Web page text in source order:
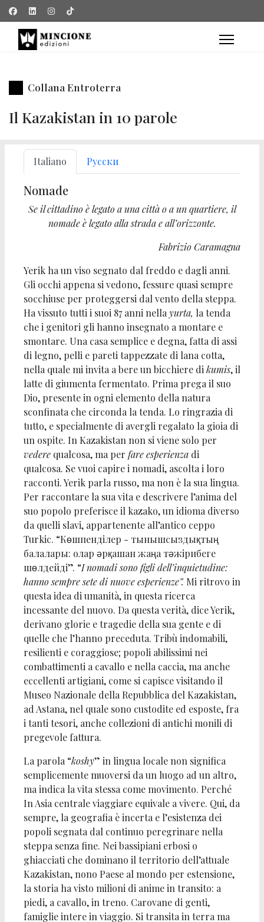
Collana Entroterra
Il Kazakistan in 10 parole
Italiano Русски
Nomade
Se il cittadino è legato a una città o a un quartiere, il
nomade è legato alla strada e all’orizzonte.
Fabrizio Caramagna
Yerik ha un viso segnato dal freddo e dagli anni.
Gli occhi appena si vedono, fessure quasi sempre
socchiuse per proteggersi dal vento della steppa.
Ha vissuto tutti i suoi 87 anni nella yurta, la tenda
che i genitori gli hanno insegnato a montare e
smontare. Una casa semplice e degna, fatta di assi
di legno, pelli e pareti tappezzate di lana cotta,
nella quale mi invita a bere un bicchiere di kumis, il
latte di giumenta fermentato. Prima prega il suo
Dio, presente in ogni elemento della natura
sconfinata che circonda la tenda. Lo ringrazia di
tutto, e specialmente di avergli regalato la gioia di
un ospite. In Kazakistan non si viene solo per
vedere qualcosa, ma per fare esperienza di
qualcosa. Se vuoi capire i nomadi, ascolta i loro
racconti. Yerik parla russo, ma non è la sua lingua.
Per raccontare la sua vita e descrivere l’anima del
suo popolo preferisce il kazako, un idioma diverso
da quelli slavi, appartenente all’antico ceppo
Turkic. “Көшпенділер - тынышсыздықтың
балалары: олар әрқашан жаңа тәжірибеге
шөлдейді”. “I nomadi sono figli dell’inquietudine:
hanno sempre sete di nuove esperienze”. Mi ritrovo in
questa idea di umanità, in questa ricerca
incessante del nuovo. Da questa verità, dice Yerik,
derivano glorie e tragedie della sua gente e di
quelle che l’hanno preceduta. Tribù indomabili,
resilienti e coraggiose; popoli abilissimi nei
combattimenti a cavallo e nella caccia, ma anche
eccellenti artigiani, come si capisce visitando il
Museo Nazionale della Repubblica del Kazakistan,
ad Astana, nel quale sono custodite ed esposte, fra
i tanti tesori, anche collezioni di antichi monili di
pregevole fattura.
La parola “koshy” in lingua locale non significa
semplicemente muoversi da un luogo ad un altro,
ma indica la vita stessa come movimento. Perché
In Asia centrale viaggiare equivale a vivere. Qui, da
sempre, la geografia è incerta e l’esistenza dei
popoli segnata dal continuo peregrinare nella
steppa senza fine. Nei bassipiani erbosi o
ghiacciati che dominano il territorio dell’attuale
Kazakistan, nono Paese al mondo per estensione,
la storia ha visto milioni di anime in transito: a
piedi, a cavallo, in treno. Carovane di genti,
famiglie intere in viaggio. Si transita in terra ma